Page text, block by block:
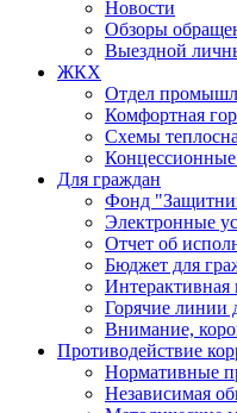
Новости
Обзоры
Выездной
ЖКХ
Отдел
Комфортная
Схемы
Для граждан
Фонд
Электронные
Отчет об
Бюджет для
Интерактивная
Горячие линии
Внимание,
Противодействие
Нормативные
Независимая